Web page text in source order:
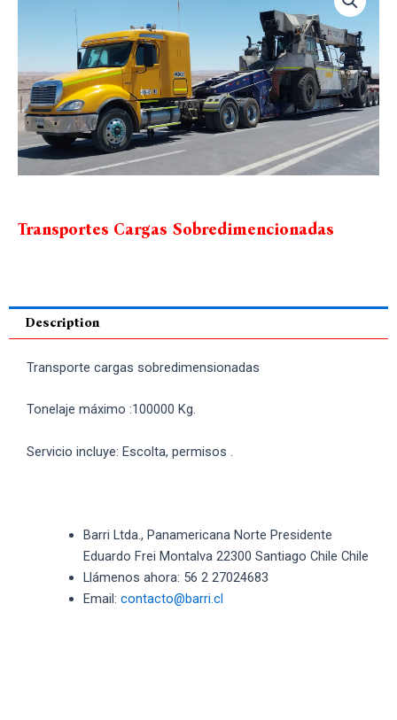
Transportes Cargas Sobredimencionadas
Description
Transporte cargas sobredimensionadas
Tonelaje máximo :100000 Kg.
Servicio incluye: Escolta, permisos .
Barri Ltda., Panamericana Norte Presidente
Eduardo Frei Montalva 22300 Santiago Chile Chile
Llámenos ahora: 56 2 27024683
Email: contacto@barri.cl